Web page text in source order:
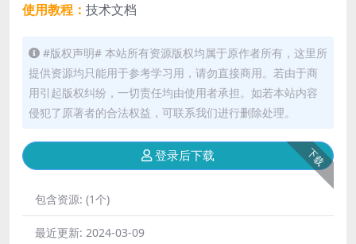
使用教程： 技术文档
#版权声明# 本站所有资源版权均属于原作者所有，这里所
提供资源均只能用于参考学习用，请勿直接商用。若由于商
用引起版权纠纷，一切责任均由使用者承担。如若本站内容
侵犯了原著者的合法权益，可联系我们进行删除处理。
下载
登录后下载
包含资源: (1个)
最近更新: 2024-03-09